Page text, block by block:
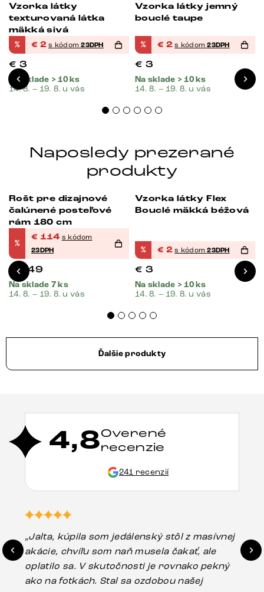
Vzorka látky
texturovaná látka
mäkká sivá
%
€ 2 s kódom23DPH
€ 3
Na sklade > 10 ks
14. 8. – 19. 8. u vás
-33%
Vzorka látky jemný
bouclé taupe
% € 2 s kódom23DPH
€ 3
Na sklade > 10 ks
14. 8. – 19. 8. u vás
Naposledy prezerané
produkty
-23%
Rošt pre dizajnové
čalúnené posteľové
rám 180 cm
%
€ 114 s kódom
23DPH
€149
Na sklade 7 ks
14. 8. – 19. 8. u vás
Vzorka látky Flex
Bouclé mäkká béžová
% € 2 s kódom23DPH
€ 3
Na sklade > 10 ks
14. 8. – 19. 8. u vás
Ďalšie produkty
4,8Overené
recenzie
241 recenzií
„Jalta, kúpila som jedálenský stôl z masívnej
akácie, chvíľu som naň musela čakať, ale
oplatilo sa. V skutočnosti je rovnako pekný
ako na fotkách. Stal sa ozdobou našej